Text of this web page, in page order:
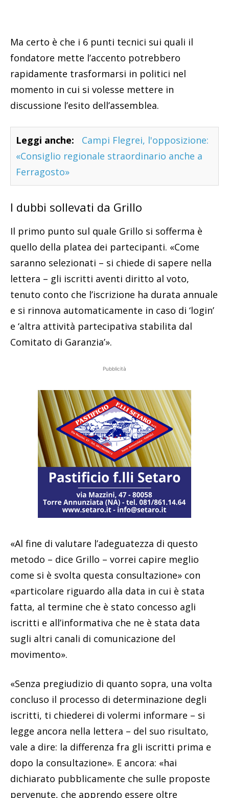
Ma certo è che i 6 punti tecnici sui quali il
fondatore mette l’accento potrebbero
rapidamente trasformarsi in politici nel
momento in cui si volesse mettere in
discussione l’esito dell’assemblea.
Leggi anche:
Campi Flegrei, l'opposizione:
«Consiglio regionale straordinario anche a
Ferragosto»
I dubbi sollevati da Grillo
Il primo punto sul quale Grillo si sofferma è
quello della platea dei partecipanti. «Come
saranno selezionati – si chiede di sapere nella
lettera – gli iscritti aventi diritto al voto,
tenuto conto che l’iscrizione ha durata annuale
e si rinnova automaticamente in caso di ‘login’
e ‘altra attività partecipativa stabilita dal
Comitato di Garanzia’».
Pubblicità
«Al fine di valutare l’adeguatezza di questo
metodo – dice Grillo – vorrei capire meglio
come si è svolta questa consultazione» con
«particolare riguardo alla data in cui è stata
fatta, al termine che è stato concesso agli
iscritti e all’informativa che ne è stata data
sugli altri canali di comunicazione del
movimento».
«Senza pregiudizio di quanto sopra, una volta
concluso il processo di determinazione degli
iscritti, ti chiederei di volermi informare – si
legge ancora nella lettera – del suo risultato,
vale a dire: la differenza fra gli iscritti prima e
dopo la consultazione». E ancora: «hai
dichiarato pubblicamente che sulle proposte
pervenute, che apprendo essere oltre